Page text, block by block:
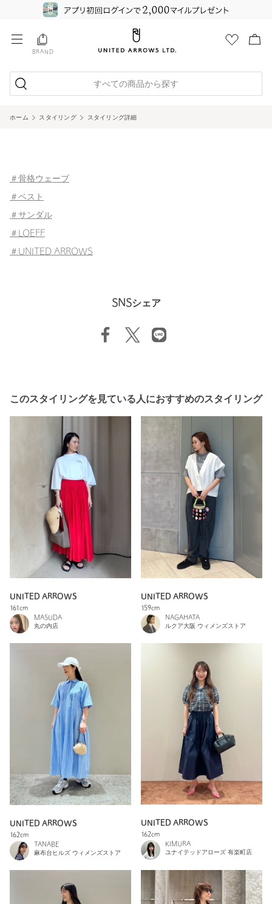
BRAND
すべての商品から探す
ホーム スタイリング スタイリング詳細
＃骨格ウェーブ
＃ベスト
＃サンダル
＃LOEFF
＃UNITED ARROWS
SNSシェア
このスタイリングを見ている人におすすめのスタイリング
UNITED ARROWS
161cm
MASUDA
丸の内店
UNITED ARROWS
159cm
NAGAHATA
ルクア大阪 ウィメンズストア
UNITED ARROWS
162cm
TANABE
麻布台ヒルズ ウィメンズストア
UNITED ARROWS
162cm
KIMURA
ユナイテッドアローズ 有楽町店